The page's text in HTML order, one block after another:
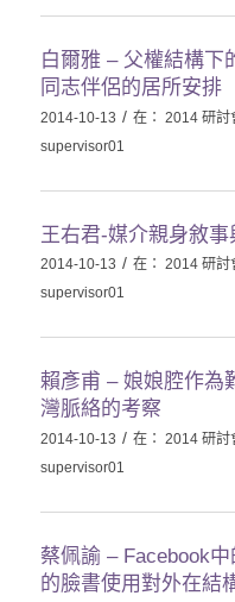
白爾雅 – 父權結構下
同志伴侶的居所安排
2014-10-13 / 在： 2014 研討
supervisor01
王右君-媒介親身敘
2014-10-13 / 在： 2014 研討
supervisor01
賴彥甫 – 娘娘腔作為
灣脈絡的考察
2014-10-13 / 在： 2014 研討
supervisor01
蔡佩諭 – Facebook
的臉書使用對外在結